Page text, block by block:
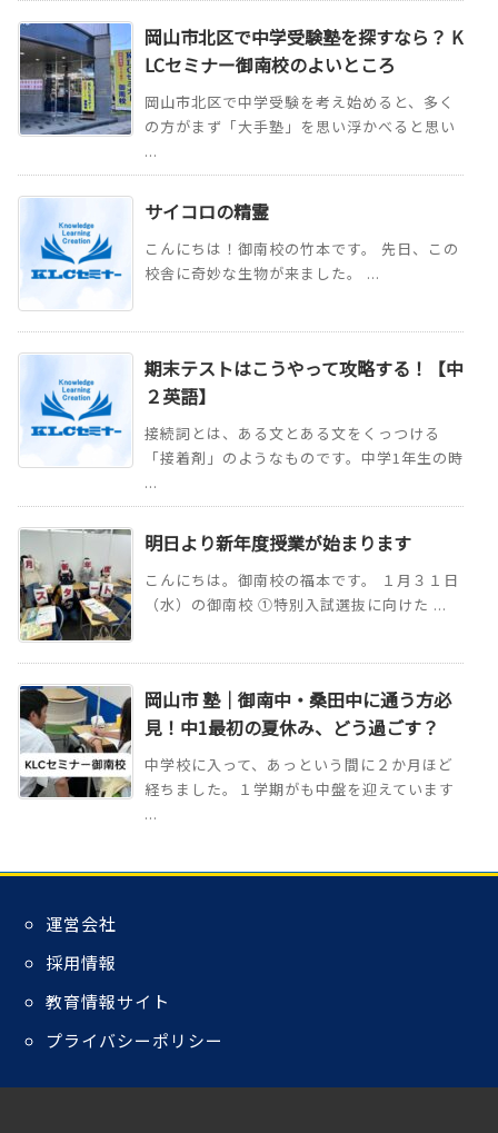
岡山市北区で中学受験塾を探すなら？ K
LCセミナー御南校のよいところ
岡山市北区で中学受験を考え始めると、多く
の方がまず「大手塾」を思い浮かべると思い
...
サイコロの精霊
こんにちは！御南校の竹本です。 先日、この
校舎に奇妙な生物が来ました。 ...
期末テストはこうやって攻略する！【中
２英語】
接続詞とは、ある文とある文をくっつける
「接着剤」のようなものです。中学1年生の時
...
明日より新年度授業が始まります
こんにちは。御南校の福本です。 １月３１日
（水）の御南校 ①特別入試選抜に向けた ...
岡山市 塾｜御南中・桑田中に通う方必
見！中1最初の夏休み、どう過ごす？
中学校に入って、あっという間に２か月ほど
経ちました。１学期がも中盤を迎えています
...
運営会社
採用情報
教育情報サイト
プライバシーポリシー